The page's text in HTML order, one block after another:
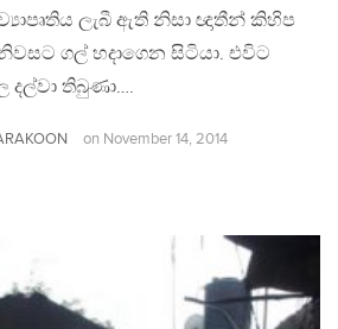
ලැබී ඇති නිසා ඥාතීන් කිහිප
ගල් හදාගෙන සිටියා. එවිට
දල්වා තිබුණා….
on November 14, 2014